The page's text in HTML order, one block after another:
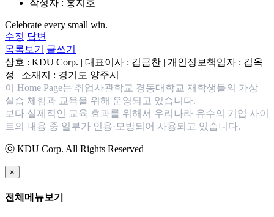
작성자 : 홍지호
Celebrate every small win.
수정 답변
목록보기
글쓰기
상호 : KDU Corp. | 대표이사 : 김금찬 | 개인정보책임자 : 김옥
정 | 소재지 : 경기도 양주시
이 Home Page는 취업사관학교 경동대학교 재학생들의 가상
실습 체험과 교육을 위해 운영되고 있습니다.
보다 실제적인 교육 효과를 위해서 우리나라 유수의 기업 사이
트의 내용 중 일부가 인용·모방되어 사용되고 있습니다.
ⓒ KDU Corp. All Rights Reserved
×
전체메뉴보기